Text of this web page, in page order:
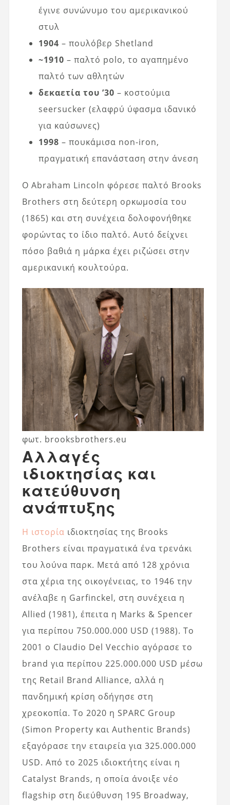
έγινε συνώνυμο του αμερικανικού
στυλ
1904 – πουλόβερ Shetland
~1910 – παλτό polo, το αγαπημένο
παλτό των αθλητών
δεκαετία του ’30 – κοστούμια
seersucker (ελαφρύ ύφασμα ιδανικό
για καύσωνες)
1998 – πουκάμισα non-iron,
πραγματική επανάσταση στην άνεση
Ο Abraham Lincoln φόρεσε παλτό Brooks
Brothers στη δεύτερη ορκωμοσία του
(1865) και στη συνέχεια δολοφονήθηκε
φορώντας το ίδιο παλτό. Αυτό δείχνει
πόσο βαθιά η μάρκα έχει ριζώσει στην
αμερικανική κουλτούρα.
φωτ. brooksbrothers.eu
Αλλαγές
ιδιοκτησίας και
κατεύθυνση
ανάπτυξης
Η ιστορία ιδιοκτησίας της Brooks
Brothers είναι πραγματικά ένα τρενάκι
του λούνα παρκ. Μετά από 128 χρόνια
στα χέρια της οικογένειας, το 1946 την
ανέλαβε η Garfinckel, στη συνέχεια η
Allied (1981), έπειτα η Marks & Spencer
για περίπου 750.000.000 USD (1988). Το
2001 ο Claudio Del Vecchio αγόρασε το
brand για περίπου 225.000.000 USD μέσω
της Retail Brand Alliance, αλλά η
πανδημική κρίση οδήγησε στη
χρεοκοπία. Το 2020 η SPARC Group
(Simon Property και Authentic Brands)
εξαγόρασε την εταιρεία για 325.000.000
USD. Από το 2025 ιδιοκτήτης είναι η
Catalyst Brands, η οποία άνοιξε νέο
flagship στη διεύθυνση 195 Broadway,